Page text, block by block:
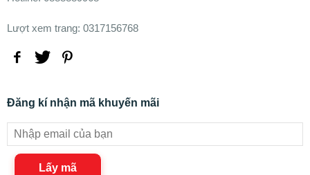
Lượt xem trang: 0317156768
Đăng kí nhận mã khuyến mãi
Lấy mã